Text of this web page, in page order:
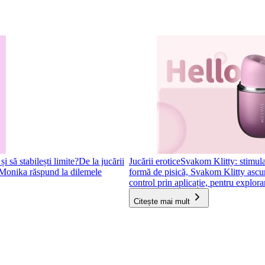
să stabilești limite?De la jucării
răspund la dilemele
Jucării eroticeSvakom Klitty:
formă de pisică, Svakom Klitty
control prin aplicație, pentru
Citește mai mult